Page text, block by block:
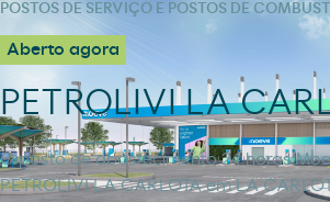
POSTOS DE SERVIÇO E POSTOS DE
Aberto agora
PETROLIVI LA
O posto de abastecimento 24 horas
PETROLIVI LA CARLOTA em LA